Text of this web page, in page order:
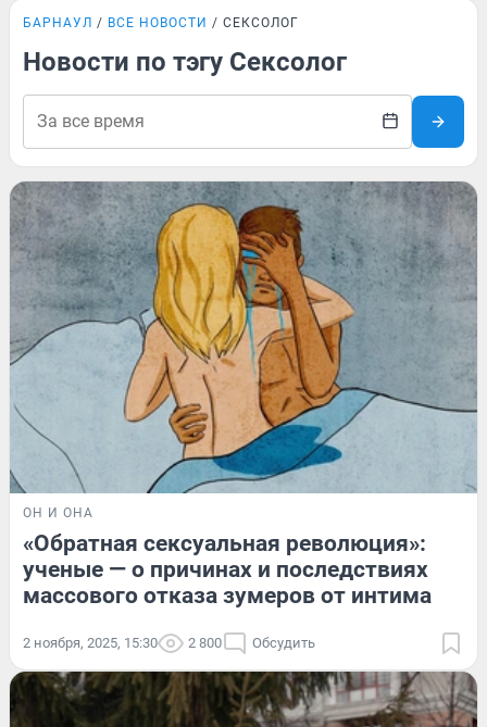
БАРНАУЛ ВСЕ НОВОСТИ СЕКСОЛОГ
Новости по тэгу Сексолог
ОН И ОНА
«Обратная сексуальная революция»:
ученые — о причинах и последствиях
массового отказа зумеров от интима
2 ноября, 2025, 15:30 2 800 Обсудить